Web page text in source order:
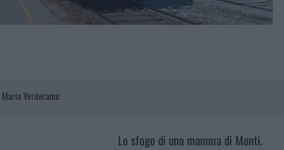
Maria Verderame
Lo sfogo di una mamma di Monti.